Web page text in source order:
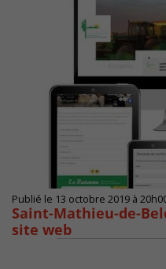
Publié le 13 octobre 2019 à
Saint-Mathieu-de-
site web